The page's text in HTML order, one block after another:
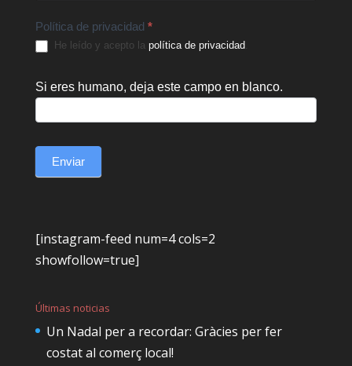
Política de privacidad *
He leído y acepto la política de privacidad.
Si eres humano, deja este campo en blanco.
Enviar
[instagram-feed num=4 cols=2
showfollow=true]
Últimas noticias
Un Nadal per a recordar: Gràcies per fer
costat al comerç local!